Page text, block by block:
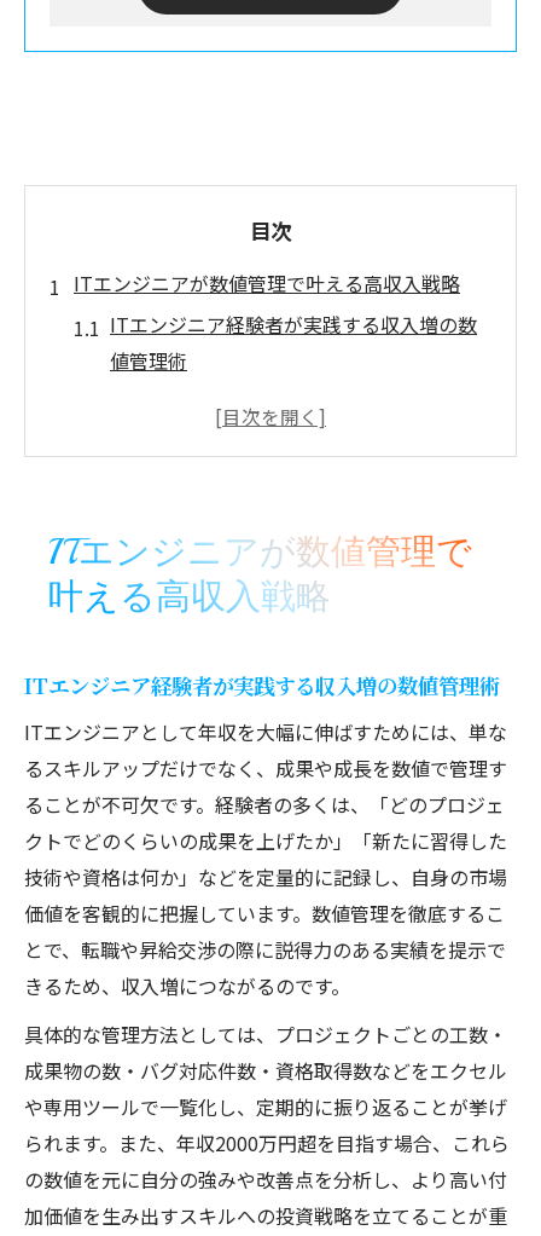
目次
ITエンジニアが数値管理で叶える高収入戦略
ITエンジニア経験者が実践する収入増の数
値管理術
成果を見える化して高収入を目指すITエン
ジニアの流儀
ITエンジニアとして年収目標を数値で管理
する方法
徹底解説
ITエンジニア経験者が選ぶ理想のキャリア
パス設計法
数値管理で可視化するキャリア最適化の実
践ポイント
経験者が実感するスキルマップ活用の有効
性とは
ITエンジニア経験者が考える成長戦略の立
て方
キャリア最適化に役立つ数値管理の重要性
を解説
成果の可視化が導くITエンジニア新時代
ITエンジニア経験者が挑む成果可視化の実
践方法
ITエンジニアが数値管理で
叶える高収入戦略
ITエンジニア経験者が実践する収入増の数値管理術
ITエンジニアとして年収を大幅に伸ばすためには、単な
るスキルアップだけでなく、成果や成長を数値で管理す
ることが不可欠です。経験者の多くは、「どのプロジェ
クトでどのくらいの成果を上げたか」「新たに習得した
技術や資格は何か」などを定量的に記録し、自身の市場
価値を客観的に把握しています。数値管理を徹底するこ
とで、転職や昇給交渉の際に説得力のある実績を提示で
きるため、収入増につながるのです。
具体的な管理方法としては、プロジェクトごとの工数・
成果物の数・バグ対応件数・資格取得数などをエクセル
や専用ツールで一覧化し、定期的に振り返ることが挙げ
られます。また、年収2000万円超を目指す場合、これら
の数値を元に自分の強みや改善点を分析し、より高い付
加価値を生み出すスキルへの投資戦略を立てることが重